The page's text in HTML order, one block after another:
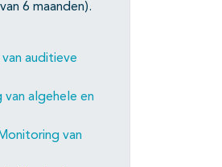
6 maanden).
auditieve
algehele en
van